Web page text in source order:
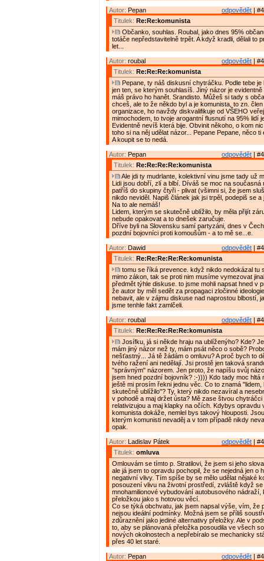
odpovědět |
Autor: Pepan
Titulek: Re:Re:komunista
Občanko, souhlas. Roubal, jako dnes 95%
totáče nepředstavitelně trpět. A když kradli, dělali to
let...
odpovědět |
Autor: roubal
Titulek: Re:Re:Re:komunista
Pepane, ty náš diskusní chytráčku. Podle tebe
jen ten, se kterým souhlasíš. Jiný názor je
máš právo ho hanět. Srandisto. Můžeš si tady s
chceš, ale to že někdo byl a je komunista, to zn.
organizace, ho navždy diskvalifikuje od VŠEHO
mimochodem, to tvoje arogantní flusnutí na 95% lidí
Evidentně nevíš která bije. Obvinit někoho, o kom
toho si na něj udělat názor... Pepane Pepane, něco
A koupit se to nedá.
odpovědět |
Autor: Pepan
Titulek: Re:Re:Re:Re:komunista
Ale jdi ty mudrlante, kolektivní vinu jsme tady už
Lidi jsou dobří, zlí a blbí. Díváš se moc na současná
patříš do skupiny čtyři - plivat (všimni si, že jsem
nikdo neviděl. Napiš článek jak jsi trpěl, podepiš se a
Na to ale nemáš!
Lidem, kterým se skutečně ublížilo, by měla přijít
nebude opakovat a to dnešek zaručuje.
Dříve byli na Slovensku samí partyzáni, dnes v
pozdní bojovníci proti komoušům - a to mě se...e.
odpovědět |
Autor: Dawid
Titulek: Re:Re:Re:Re:Re:komunista
tomu se říká prevence. když nikdo nedokázal tu
mimo zákon, tak se proti nim musíme vymezovat
předmět týhle diskuse. to jsme mohli napsat hned v
že autor by měl sedět za propagaci zločinné
nebavit, ale v zájmu diskuse nad naprostou blbostí,
jsme tenhle fakt zamlčeli.
odpovědět |
Autor: roubal
Titulek: Re:Re:Re:Re:Re:komunista
Josífku, já si někde hraju na ublíženýho? Kde?
mám jiný názor než ty, mám psát něco o sobě?
nešťastný... Já tě žádám o omluvu? A proč bych to
tvého ražení ani nedělají. Jsi prostě jen taková
"správným" názorem. Jen proto, že napíšu svůj
jsem hned pozdní bojovník? :-)))) Kdo tady moc hltá
ještě mi prosím řekni jednu věc. Co to znamá
skutečně ublížilo"? Ty, který nikdo nezavíral a
v pohodě a maj držet ústa? Mě zase štvou chytráčci
relativizujou a maj klapky na očích. Kdybys opravdu
komunista dokáže, nemlel bys takový hlouposti.
kterým komunisti nevaděj a v tom případě nikdy
opak.
odpovědět |
Autor: Ladislav Pátek
Titulek: omluva
Omlouvám se tímto p. Stratilovi, že jsem si jeho
ale já jsem to opravdu pochopil, že se nejedná jen o
negativní vlivy. Tím spíše by se mělo udělat nějaké
posouzení vlivu na životní prostředí, zvláště když se
mnohamilionové vybudování autobusového nádraží,
přeložkou jako s hotovou věcí.
Co se týká obchvatu, jak jsem napsal výše, vím, že
nejsou ideální podmínky. Možná jsem se příliš
zdůraznění jako jediné alternativy přeložky. Ale v
to, aby se plánovaná přeložka posoudila ve všech
nových okolnostech a nepřebíralo se mechanicky
přes 40 let staré.
odpovědět |
Autor: Pepan